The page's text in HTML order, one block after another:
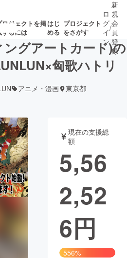
ロジェクトを掲
するには
はじ
める
プロジェクト
をさがす
着プロ
募集終了が近いプ
ロジェクト
されます
音楽
ガジェット ゲーム・サ
域活性化
ロ
グ
イ
ン
/
新
規
会
員
登
録
グアートカード)の
匈歌ハトリ
アニメ・漫画 東京都
現在の支援総
額
5,56
2,52
6円
556%